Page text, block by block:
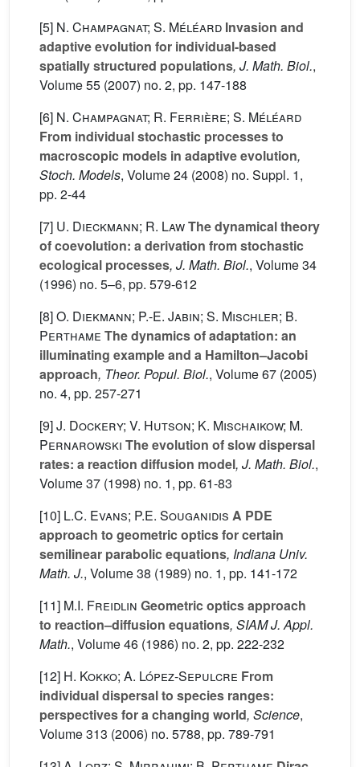
[5] N. Champagnat; S. Méléard Invasion and
adaptive evolution for individual-based
spatially structured populations, J. Math. Biol.,
Volume 55 (2007) no. 2, pp. 147-188
[6] N. Champagnat; R. Ferrière; S. Méléard
From individual stochastic processes to
macroscopic models in adaptive evolution,
Stoch. Models, Volume 24 (2008) no. Suppl. 1,
pp. 2-44
[7] U. Dieckmann; R. LawThe dynamical theory
of coevolution: a derivation from stochastic
ecological processes, J. Math. Biol., Volume 34
(1996) no. 5–6, pp. 579-612
[8]O. Diekmann; P.-E. Jabin; S. Mischler; B.
Perthame The dynamics of adaptation: an
illuminating example and a Hamilton–Jacobi
approach, Theor. Popul. Biol., Volume 67 (2005)
no. 4, pp. 257-271
[9]J. Dockery; V. Hutson; K. Mischaikow; M.
Pernarowski The evolution of slow dispersal
rates: a reaction diffusion model, J. Math. Biol.,
Volume 37 (1998) no. 1, pp. 61-83
[10] L.C. Evans; P.E. Souganidis A PDE
approach to geometric optics for certain
semilinear parabolic equations, Indiana Univ.
Math. J., Volume 38 (1989) no. 1, pp. 141-172
[11] M.I. Freidlin Geometric optics approach
to reaction–diffusion equations, SIAM J. Appl.
Math., Volume 46 (1986) no. 2, pp. 222-232
[12] H. Kokko; A. López-Sepulcre From
individual dispersal to species ranges:
perspectives for a changing world, Science,
Volume 313 (2006) no. 5788, pp. 789-791